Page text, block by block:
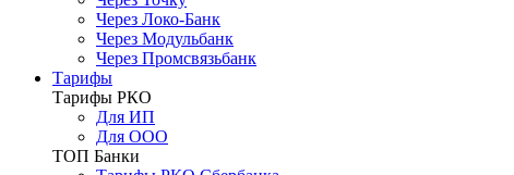
Через Локо-Банк
Через Модульбанк
Через Промсвязьбанк
Тарифы
Тарифы РКО
Для ИП
Для ООО
ТОП Банки